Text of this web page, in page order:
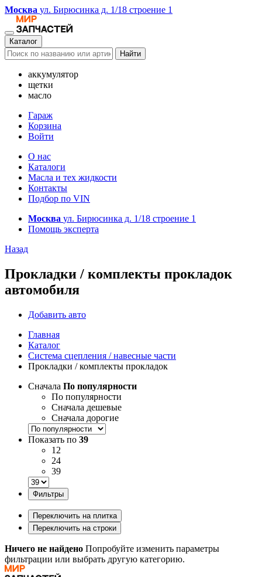
Москва ул. Бирюсинка д. 1/18 строение 1
Каталог
Найти
аккумулятор
щетки
масло
Гараж
Корзина
Войти
О нас
Каталоги
Масла и тех жидкости
Контакты
Подбор по VIN
Москва ул. Бирюсинка д. 1/18 строение 1
Помощь эксперта
Назад
Прокладки / комплекты прокладок
автомобиля
Добавить авто
Главная
Каталог
Система сцепления / навесные части
Прокладки / комплекты прокладок
Сначала По популярности
По популярности
Сначала дешевые
Сначала дорогие
Показать по 39
12
24
39
Фильтры
Переключить на плитка
Переключить на строки
Ничего не найдено Попробуйте изменить параметры
фильтрации или выбрать другую категорию.